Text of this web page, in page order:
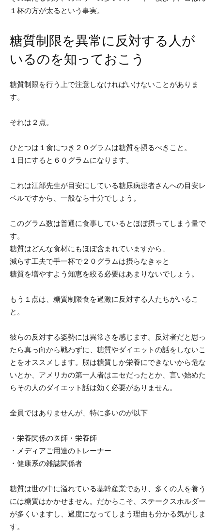
１杯の方が太るという事実。
糖質制限を異常に反対する人が
いるのを知っておこう
糖質制限を行う上で注意しなければいけないことがありま
す。
それは２点。
ひとつは１食につき２０グラムは糖質を摂るべきこと。
１日にすると６０グラムになります。
これは江部先生が目安にしている糖尿病患者さんへの目安レ
ベルですから、一般なら十分でしょう。
このグラム数は普通に食事しているとほぼ摂ってしまう量で
す。
糖質はどんな食材にもほぼ含まれていますから、
減らす工夫で手一杯で２０グラムは摂らなきゃと
糖質を増やすよう知恵を絞る必要はあまりないでしょう。
もう１点は、糖質制限食を過激に反対する人たちがいるこ
と。
彼らの反対する姿勢には異常さを感じます。反対者だと思っ
たら真っ向から戦わずに、糖質やダイエットの話をしないこ
とをオススメします。脳は糖質しか栄養にできないから危な
いとか、アメリカの第一人者はエセだったとか、言い始めた
らその人のダイエット話は効く必要がありません。
全員ではありませんが、特に多いのが以下
・栄養関係の医師・栄養師
・メディアご用達のトレーナー
・健康系の雑誌関係者
糖質は世の中に溢れている基幹産業であり、多くの人を養う
には糖質はかかせません。だからこそ、ステークスホルダー
が多くいますし、過度になってしまう理由も分かる気がしま
す。